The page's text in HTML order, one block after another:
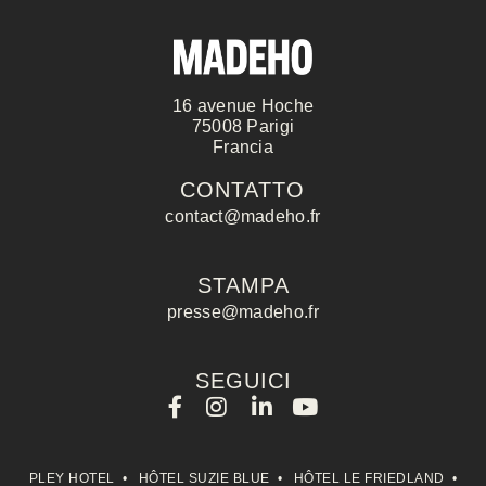
16 avenue Hoche
75008 Parigi
Francia
CONTATTO
contact@madeho.fr
STAMPA
presse@madeho.fr
SEGUICI
PLEY HOTEL • HÔTEL SUZIE BLUE • HÔTEL LE FRIEDLAND •
Informativa sulla protezione dei dati